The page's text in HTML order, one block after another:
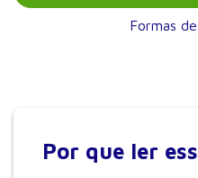
Formas
Por que ler